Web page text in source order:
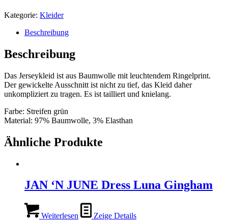
Kategorie: Kleider
Beschreibung
Beschreibung
Das Jerseykleid ist aus Baumwolle mit leuchtendem Ringelprint.
Der gewickelte Ausschnitt ist nicht zu tief, das Kleid daher
unkompliziert zu tragen. Es ist tailliert und knielang.
Farbe: Streifen grün
Material: 97% Baumwolle, 3% Elasthan
Ähnliche Produkte
JAN ‘N JUNE Dress Luna Gingham
Weiterlesen Zeige Details